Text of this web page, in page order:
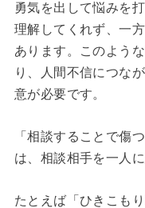
勇気を出して悩みを
理解してくれず、一
あります。このよう
り、人間不信につな
意が必要です。
「相談することで傷
は、相談相手を一人
たとえば「ひきこも